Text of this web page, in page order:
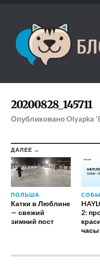
20200828_145711
ОпубликованоOlyapka
ДАЛЕЕ →
ПОЛЬША
Катки в Люблине
— свежий
зимний пост
2:
часы